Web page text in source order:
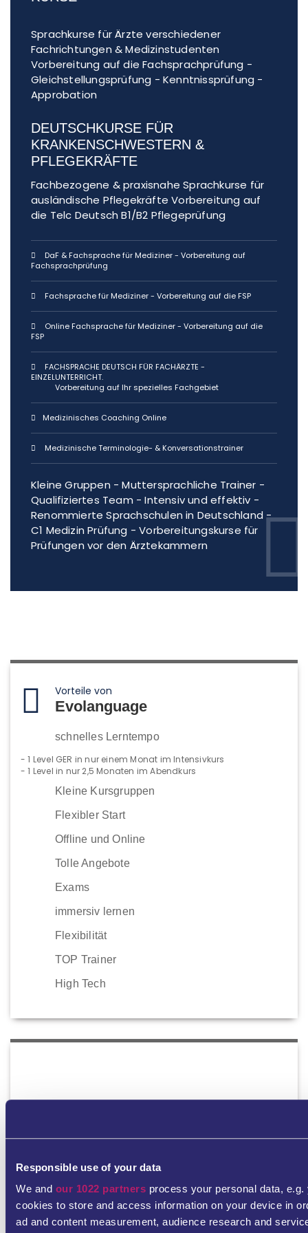
Responsible use of your data
We and our 1022 partners process your personal data,
cookies to store and access information on your device in
ad and content measurement, audience research and
Sprachkurse für Ärzte verschiedener
Fachrichtungen & Medizinstudenten
Vorbereitung auf die Fachsprachprüfung -
Gleichstellungsprüfung - Kenntnissprüfung -
Approbation
DEUTSCHKURSE FÜR
KRANKENSCHWESTERN &
PFLEGEKRÄFTE
Fachbezogene & praxisnahe Sprachkurse für
ausländische Pflegekräfte Vorbereitung auf
die Telc Deutsch B1/B2 Pflegeprüfung
DaF & Fachsprache für Mediziner - Vorbereitung auf
Fachsprachprüfung
Fachsprache für Mediziner - Vorbereitung auf die FSP
Online Fachsprache für Mediziner - Vorbereitung auf die
FSP
FACHSPRACHE DEUTSCH FÜR FACHÄRZTE -
EINZELUNTERRICHT.
Vorbereitung auf Ihr spezielles Fachgebiet
Medizinisches Coaching Online
Medizinische Terminologie- & Konversationstrainer
Kleine Gruppen - Muttersprachliche Trainer -
Qualifiziertes Team - Intensiv und effektiv -
Renommierte Sprachschulen in Deutschland -
C1 Medizin Prüfung - Vorbereitungskurse für
Prüfungen vor den Ärztekammern
Vorteile von
Evolanguage
schnelles Lerntempo
- 1 Level GER in nur einem Monat im Intensivkurs
- 1 Level in nur 2,5 Monaten im Abendkurs
Kleine Kursgruppen
Flexibler Start
Offline und Online
Tolle Angebote
Exams
immersiv lernen
Flexibilität
TOP Trainer
High Tech
Ausflüge
TOP Cities
Familienfreundlich
20 Jahre Erfahrung – Erprobte Methode